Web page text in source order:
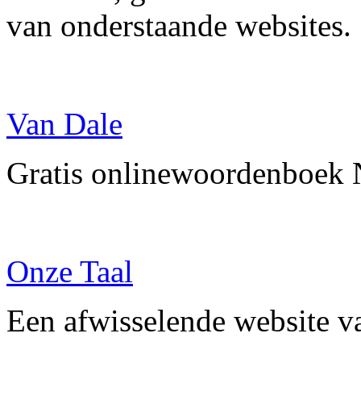
van onderstaande websites.
Van Dale
Gratis onlinewoordenboek
Onze Taal
Een afwisselende website